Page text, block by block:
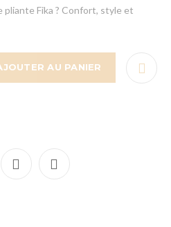
pliante Fika ? Confort, style et
AU PANIER